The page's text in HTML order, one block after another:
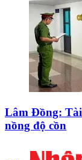
Lâm Đồng: Tài
nồng độ cồn